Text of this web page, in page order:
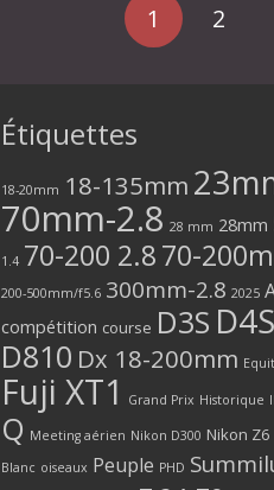
1 2
Étiquettes
18-20mm 18-135mm
70mm-2.8 28 mm 28mm
1.4 70-200 2.870-
200-500mm/f5.6 300mm-2.8 2025
compétition course D3S D4S
D810 Dx 18-200mm
Fuji XT1 Grand Prix Historique
Q Meeting aérien Nikon D300 Nikon Z6
Blanc oiseaux Peuple PHD